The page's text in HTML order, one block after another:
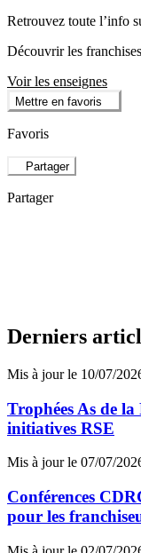
Retrouvez toute l’info
Découvrir les
Voir les enseignes
Mettre en favoris
Favoris
Partager
Partager
Derniers
Mis à jour le 10/07/
Trophées As de
initiatives RSE
Mis à jour le 07/07/
Conférences
pour les